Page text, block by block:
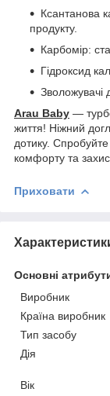
Ксантанова
продукту.
Карбомір:
Гідроксид
Зволожувачі
Arau Baby —
життя! Ніжний
дотику.
комфорту та
Приховати
Основні
Виробник
Країна виробник
Тип засобу
Дія
Вік